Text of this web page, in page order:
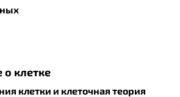
о клетке
клетки и клеточная теория